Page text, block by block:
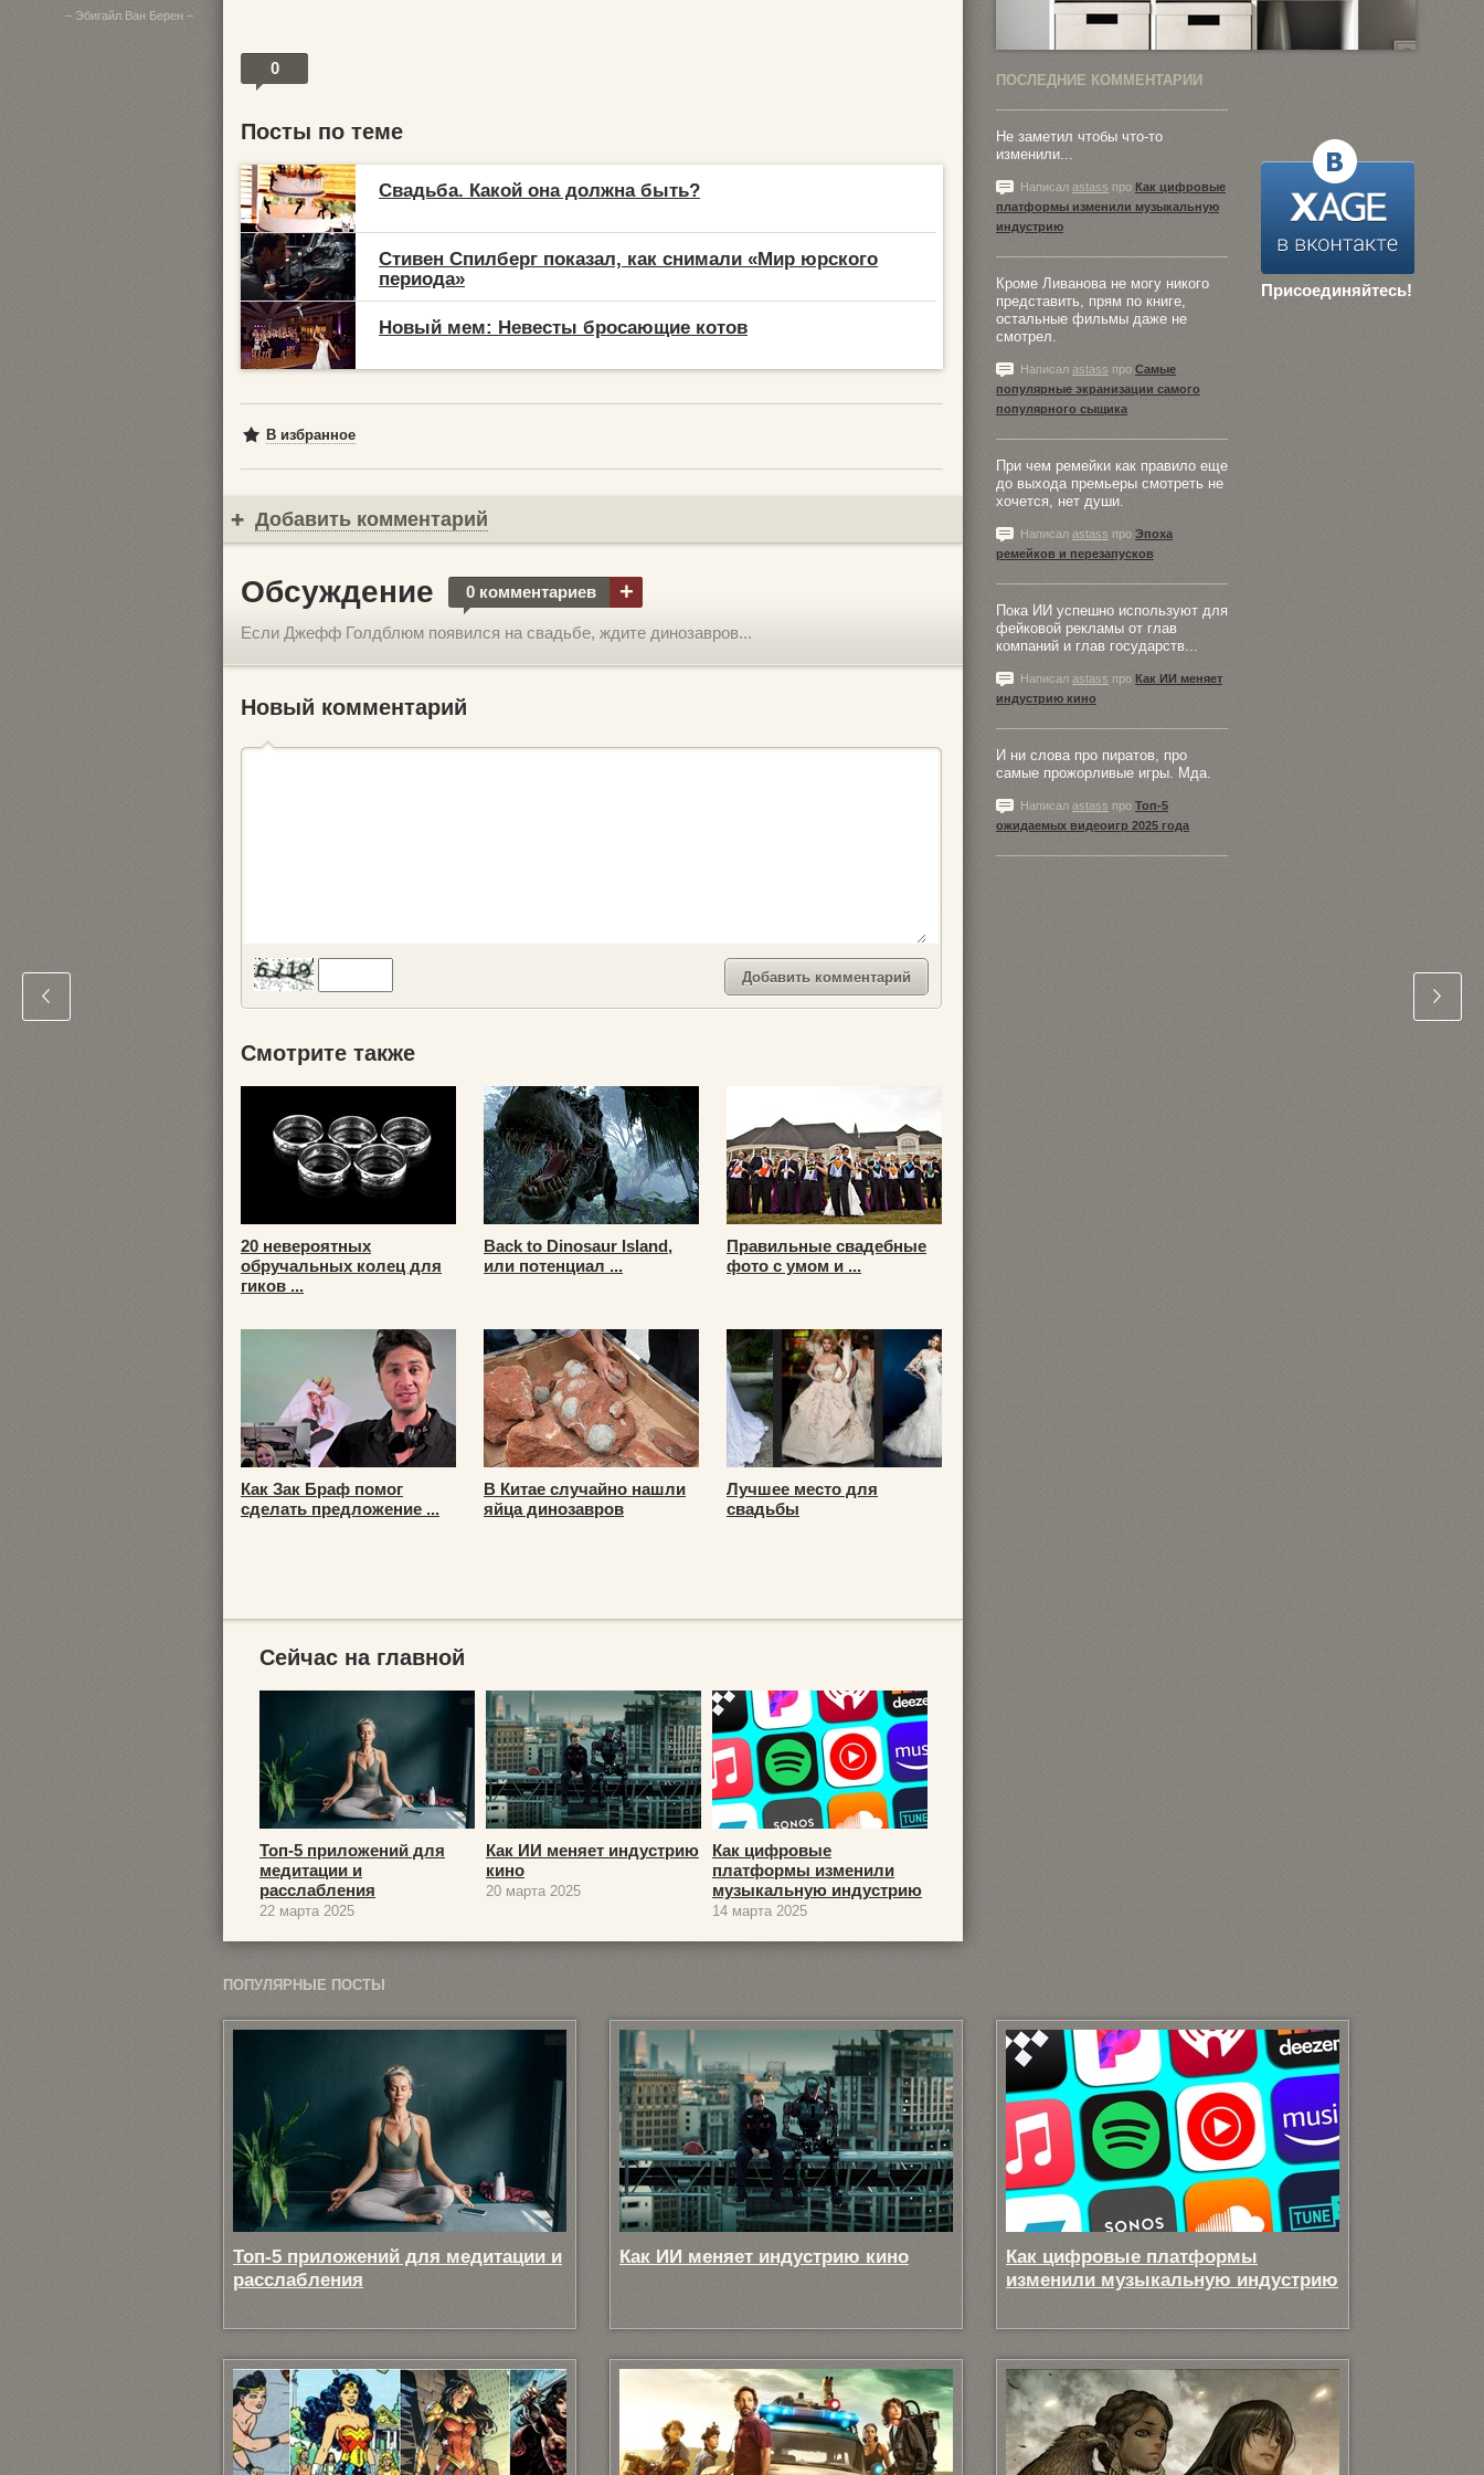
– Эбигайл Ван Берен –
0
Посты по теме
Свадьба. Какой она должна быть?
Стивен Спилберг показал, как снимали «Мир юрского
периода»
Новый мем: Невесты бросающие котов
В избранное
Добавить комментарий
Обсуждение 0 комментариев +
Если Джефф Голдблюм появился на свадьбе, ждите динозавров...
Новый комментарий
Смотрите также
20 невероятных
обручальных колец для
гиков ...
Back to Dinosaur Island,
или потенциал ...
Правильные свадебные
фото с умом и ...
Как Зак Браф помог
сделать предложение ...
В Китае случайно нашли
яйца динозавров
Лучшее место для
свадьбы
Сейчас на главной
Топ-5 приложений для
медитации и
расслабления
22 марта 2025
Как ИИ меняет индустрию
кино
20 марта 2025
Как цифровые
платформы изменили
музыкальную индустрию
14 марта 2025
ПОСЛЕДНИЕ КОММЕНТАРИИ
Присоединяйтесь!
Не заметил чтобы что-то
изменили...
Написал astass про Как цифровые
платформы изменили музыкальную
индустрию
Кроме Ливанова не могу никого
представить, прям по книге,
остальные фильмы даже не
смотрел.
Написал astass про Самые
популярные экранизации самого
популярного сыщика
При чем ремейки как правило еще
до выхода премьеры смотреть не
хочется, нет души.
Написал astass про Эпоха
ремейков и перезапусков
Пока ИИ успешно используют для
фейковой рекламы от глав
компаний и глав государств...
Написал astass про Как ИИ меняет
индустрию кино
И ни слова про пиратов, про
самые прожорливые игры. Мда.
Написал astass про Топ-5
ожидаемых видеоигр 2025 года
ПОПУЛЯРНЫЕ ПОСТЫ
Топ-5 приложений для медитации и
расслабления
Как ИИ меняет индустрию кино
Как цифровые платформы
изменили музыкальную индустрию